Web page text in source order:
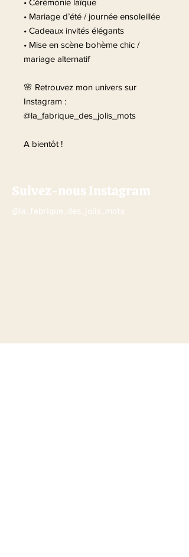
• Cérémonie laïque
• Mariage d’été / journée ensoleillée
• Cadeaux invités élégants
• Mise en scène bohème chic /
mariage alternatif
🌸 Retrouvez mon univers sur
Instagram :
@la_fabrique_des_jolis_mots
A bientôt !
Suivez-nous Instagram
@la_fabrique_des_jolis_mots